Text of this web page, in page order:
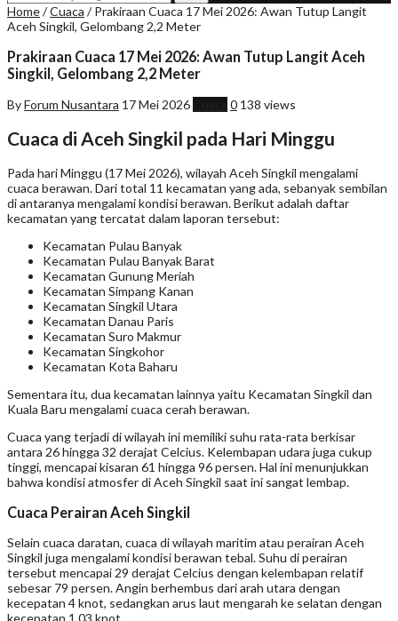
Home/Cuaca /Prakiraan Cuaca 17 Mei 2026: Awan Tutup Langit
Aceh Singkil, Gelombang 2,2 Meter
Prakiraan Cuaca 17 Mei 2026: Awan Tutup Langit Aceh
Singkil, Gelombang 2,2 Meter
ByForum Nusantara 17 Mei 2026 0 138 views
Cuaca di Aceh Singkil pada Hari Minggu
Pada hari Minggu (17 Mei 2026), wilayah Aceh Singkil mengalami
cuaca berawan. Dari total 11 kecamatan yang ada, sebanyak sembilan
di antaranya mengalami kondisi berawan. Berikut adalah daftar
kecamatan yang tercatat dalam laporan tersebut:
Kecamatan Pulau Banyak
Kecamatan Pulau Banyak Barat
Kecamatan Gunung Meriah
Kecamatan Simpang Kanan
Kecamatan Singkil Utara
Kecamatan Danau Paris
Kecamatan Suro Makmur
Kecamatan Singkohor
Kecamatan Kota Baharu
Sementara itu, dua kecamatan lainnya yaitu Kecamatan Singkil dan
Kuala Baru mengalami cuaca cerah berawan.
Cuaca yang terjadi di wilayah ini memiliki suhu rata-rata berkisar
antara 26 hingga 32 derajat Celcius. Kelembapan udara juga cukup
tinggi, mencapai kisaran 61 hingga 96 persen. Hal ini menunjukkan
bahwa kondisi atmosfer di Aceh Singkil saat ini sangat lembap.
Cuaca Perairan Aceh Singkil
Selain cuaca daratan, cuaca di wilayah maritim atau perairan Aceh
Singkil juga mengalami kondisi berawan tebal. Suhu di perairan
tersebut mencapai 29 derajat Celcius dengan kelembapan relatif
sebesar 79 persen. Angin berhembus dari arah utara dengan
kecepatan 4 knot, sedangkan arus laut mengarah ke selatan dengan